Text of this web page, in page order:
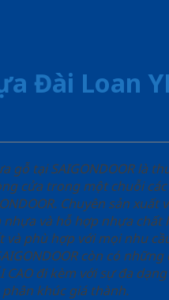
Đài Loan
gỗ tại SAIGONDOOR là
cửa trong một chuỗi
Chuyên sản xuất
và hỗ hợp nhựa chất
và phù hợp với mọi nhu
còn có
CAO đi kèm với sự đa
khúc giá thành.